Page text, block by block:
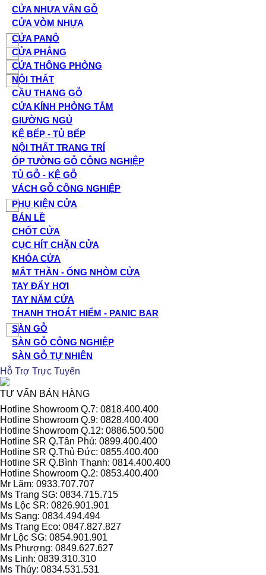
CỬA NHỰA VÂN GỖ
CỬA VÒM NHỰA
CỬA PANÔ
CỬA PHẲNG
CỬA THÔNG PHÒNG
NỘI THẤT
CẦU THANG GỖ
CỬA KÍNH PHÒNG TẮM
GIƯỜNG NGỦ
KỆ BẾP - TỦ BẾP
NỘI THẤT TRANG TRÍ
ỐP TƯỜNG GỖ CÔNG NGHIỆP
TỦ GỖ - KỆ GỖ
VÁCH GỖ CÔNG NGHIỆP
PHỤ KIỆN CỬA
BẢN LỀ
CHỐT CỬA
CỤC HÍT CHẶN CỬA
KHÓA CỬA
MẮT THẦN - ỐNG NHÒM CỬA
TAY ĐẨY HƠI
TAY NẮM CỬA
THANH THOÁT HIỂM - PANIC BAR
SÀN GỖ
SÀN GỖ CÔNG NGHIỆP
SÀN GỖ TỰ NHIÊN
Hỗ Trợ Trực Tuyến
TƯ VẤN BÁN HÀNG
Hotline Showroom Q.7: 0818.400.400
Hotline Showroom Q.9: 0828.400.400
Hotline Showroom Q.12: 0886.500.500
Hotline SR Q.Tân Phú: 0899.400.400
Hotline SR Q.Thủ Đức: 0855.400.400
Hotline SR Q.Bình Thạnh: 0814.400.400
Hotline Showroom Q.2: 0853.400.400
Mr Lãm: 0933.707.707
Ms Trang SG: 0834.715.715
Ms Lộc SR: 0826.901.901
Ms Sang: 0834.494.494
Ms Trang Eco: 0847.827.827
Mr Lộc SG: 0854.901.901
Ms Phượng: 0849.627.627
Ms Linh: 0839.310.310
Ms Thúy: 0834.531.531